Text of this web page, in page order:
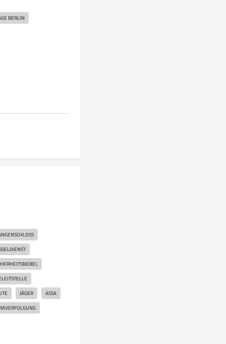
BERLIN
JÄGER ASSA